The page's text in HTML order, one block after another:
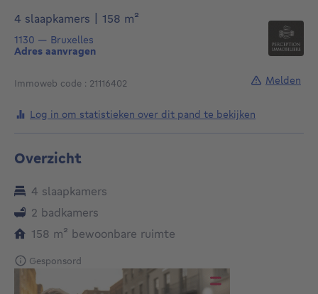
4 slaapkamers
158 m²
1130 — Bruxelles
Adres aanvragen
Immoweb code : 21116402
Log in om statistieken over dit pand te bekijken
Melden
Overzicht
4 slaapkamers
2 badkamers
158 m² vierkante meters
bewoonbare ruimte
Gesponsord